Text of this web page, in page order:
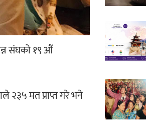
संघको १९ औं
२३५ मत प्राप्त गरे भने